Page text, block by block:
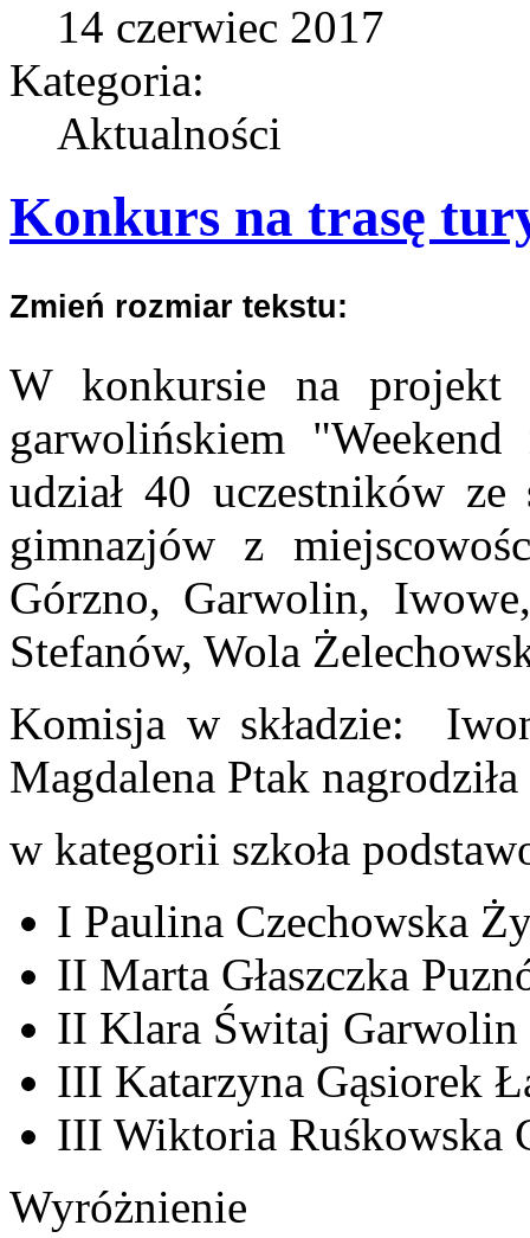
14 czerwiec 2017
Kategoria:
Aktualności
Konkurs na trasę
Zmień rozmiar tekstu:
W konkursie na projekt
garwolińskiem
udział 40 uczestników
gimnazjów z
Górzno, Garwolin,
Stefanów, Wola
Komisja w składzie:
Magdalena Ptak
w kategorii szkoła
I Paulina Czechowska
II Marta Głaszczka
II Klara Świtaj Garwolin
III Katarzyna Gąsiorek
III Wiktoria Ruśkowska
Wyróżnienie